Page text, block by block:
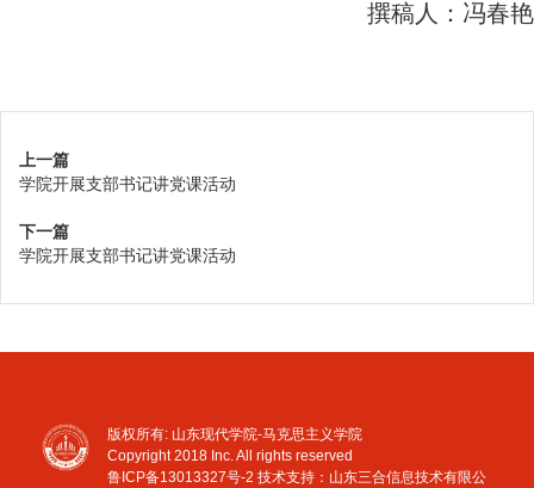
撰稿人：冯春艳
上一篇
学院开展支部书记讲党课活动
下一篇
学院开展支部书记讲党课活动
版权所有: 山东现代学院-马克思主义学院
Copyright 2018 Inc. All rights reserved
鲁ICP备13013327号-2 技术支持：山东三合信息技术有限公